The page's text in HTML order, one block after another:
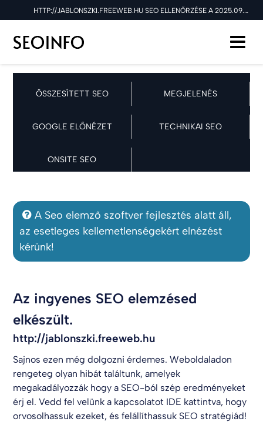
HTTP://JABLONSZKI.FREEWEB.HU SEO ELLENŐRZÉSE A 2025.09.26 NAPON
ÖSSZESÍTETT SEO MEGJELENÉS
GOOGLE ELŐNÉZET TECHNIKAI SEO
ONSITE SEO
A Seo elemző szoftver fejlesztés alatt áll,
az esetleges kellemetlenségekért elnézést
kérünk!
Az ingyenes SEO elemzésed
elkészült.
http://jablonszki.freeweb.hu
Sajnos ezen még dolgozni érdemes. Weboldaladon
rengeteg olyan hibát találtunk, amelyek
megakadályozzák hogy a SEO-ból szép eredményeket
érj el. Vedd fel velünk a kapcsolatot IDE kattintva, hogy
orvosolhassuk ezeket, és felállíthassuk SEO stratégiád!